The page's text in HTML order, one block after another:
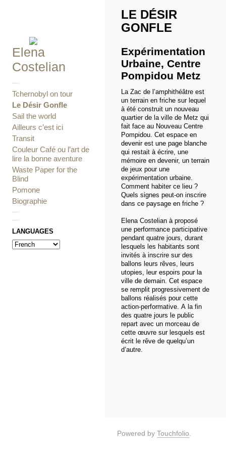
Elena
Costelian
—
Tchernobyl on tour
Le Désir Gonfle
Sail the world
Ailleurs c’est ici
Transit
Couleur Café ou l’art de
lire la bonne aventure
Waste Paper for the
Blind
Pomone
Biographie
—
—
LANGUAGES
LE DÉSIR
GONFLE
Expérimentation
Urbaine, Centre
Pompidou Metz
La Zac de l’amphithéâtre est
un terrain en friche sur lequel
à été construit un nouveau
quartier de la ville de Metz qui
fait face au Nouveau Centre
Pompidou. Cet espace en
devenir est une page blanche
qui restait à écrire, une
mémoire en devenir, un terrain
de jeux pour une
expérimentation urbaine.
Comment habiter ce lieu ?
Quels signes peut-on inscrire
dans ce paysage en friche ?
Elena Costelian à proposé
une performance participative
pendant quatre jours, durant
lesquels les habitants sont
invités à inscrire sur des
ballons leurs rêves, leurs
utopies, leur espoirs pour la
ville de demain. Cet espace
se remplit progressivement de
ballons réalisés pour cette
action-performative. A la fin
des quatre jours le public
repart avec un morceau de
cette œuvre sur lesquels est
écrit le rêve de quelqu’un
d’autre.
Powered by Touchfolio